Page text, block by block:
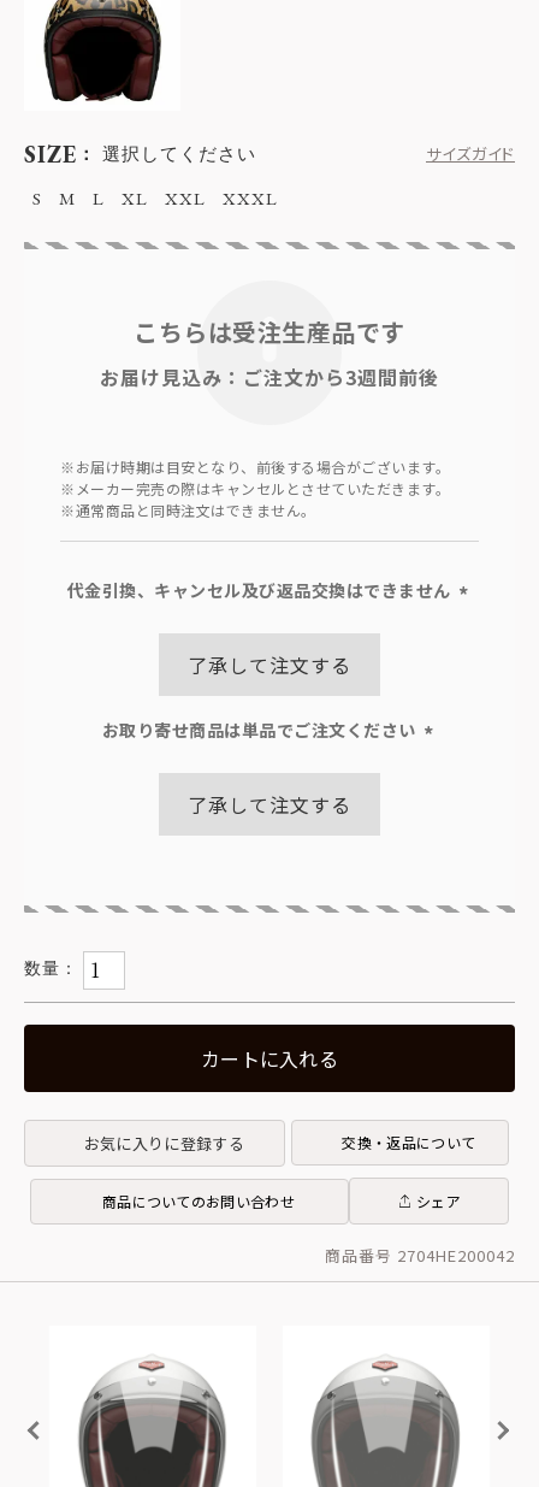
SIZE 選択してください
サイズガイド
S
M L XL XXL XXXL
こちらは受注生産品です
お届け見込み：ご注文から3週間前後
※お届け時期は目安となり、前後する場合がございます。
※メーカー完売の際はキャンセルとさせていただきます。
※通常商品と同時注文はできません。
代金引換、キャンセル及び返品交換はできません
了承して注文する
お取り寄せ商品は単品でご注文ください
了承して注文する
カートに入れる
お気に入りに登録する 交換・返品について
商品についてのお問い合わせ シェア
商品番号 2704HE200042